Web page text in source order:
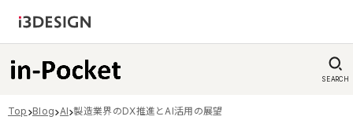
SEARCH
Top Blog AI 製造業界のDX推進とAI活用の展望